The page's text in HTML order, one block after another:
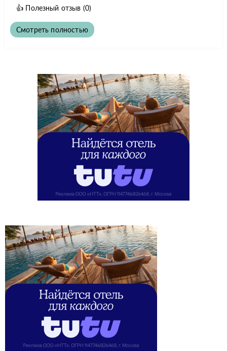
👍 Полезный отзыв (0)
Смотреть полностью